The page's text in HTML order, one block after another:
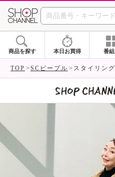
商品を探す 本日お買得 番
TOP SCピープル スタイリン